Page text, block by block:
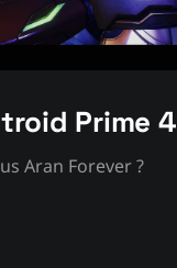
Prime 4
Aran Forever ?